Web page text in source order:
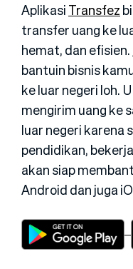
AplikasiTransfez
transfer uang ke
hemat, dan efisien.
bantuin bisnis
ke luar negeri loh.
mengirim uang ke
luar negeri karena
pendidikan,
akan siap
Android dan juga